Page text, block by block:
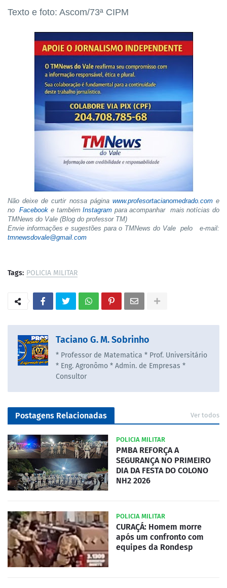
Texto e foto: Ascom/73ª CIPM
Não deixe de curtir nossa página www.profesortacianomedrado.come
noFacebook e tambémInstagram para acompanhar mais notícias do
TMNews do Vale (Blog do professor TM)
Envie informações e sugestões para o TMNews do Vale pelo e-mail:
tmnewsdovale@gmail.com
Tags: POLICIA MILITAR
Taciano G. M. Sobrinho
* Professor de Matematica * Prof. Universitário
* Eng. Agronômo * Admin. de Empresas *
Consultor
Postagens Relacionadas Ver todos
POLICIA MILITAR
PMBA REFORÇA A
SEGURANÇA NO PRIMEIRO
DIA DA FESTA DO COLONO
NH2 2026
POLICIA MILITAR
CURAÇÁ: Homem morre
após um confronto com
equipes da Rondesp